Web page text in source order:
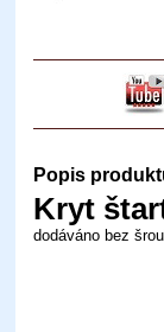
Popis
Kryt
dodáváno bez